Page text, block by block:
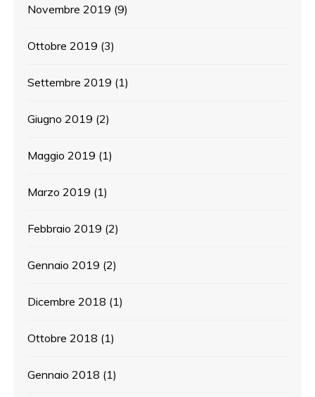
Novembre 2019 (9)
Ottobre 2019 (3)
Settembre 2019 (1)
Giugno 2019 (2)
Maggio 2019 (1)
Marzo 2019 (1)
Febbraio 2019 (2)
Gennaio 2019 (2)
Dicembre 2018 (1)
Ottobre 2018 (1)
Gennaio 2018 (1)